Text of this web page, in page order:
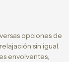
opciones de
sin igual.
envolventes,